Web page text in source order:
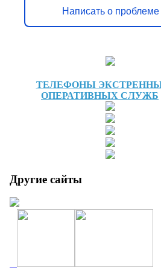
Написать о проблеме
ТЕЛЕФОНЫ
ОПЕРАТИВНЫХ СЛУЖБ
Другие сайты